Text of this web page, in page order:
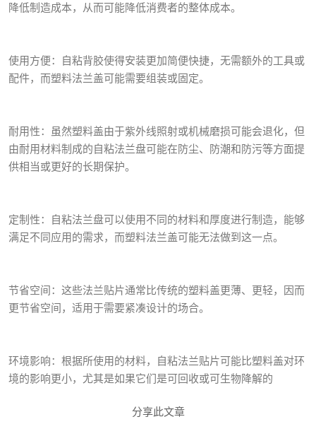
降低制造成本，从而可能降低消费者的整体成本。
使用方便：自粘背胶使得安装更加简便快捷，无需额外的工具或
配件，而塑料法兰盖可能需要组装或固定。
耐用性：虽然塑料盖由于紫外线照射或机械磨损可能会退化，但
由耐用材料制成的自粘法兰盘可能在防尘、防潮和防污等方面提
供相当或更好的长期保护。
定制性：自粘法兰盘可以使用不同的材料和厚度进行制造，能够
满足不同应用的需求，而塑料法兰盖可能无法做到这一点。
节省空间：这些法兰贴片通常比传统的塑料盖更薄、更轻，因而
更节省空间，适用于需要紧凑设计的场合。
环境影响：根据所使用的材料，自粘法兰贴片可能比塑料盖对环
境的影响更小，尤其是如果它们是可回收或可生物降解的
分享此文章